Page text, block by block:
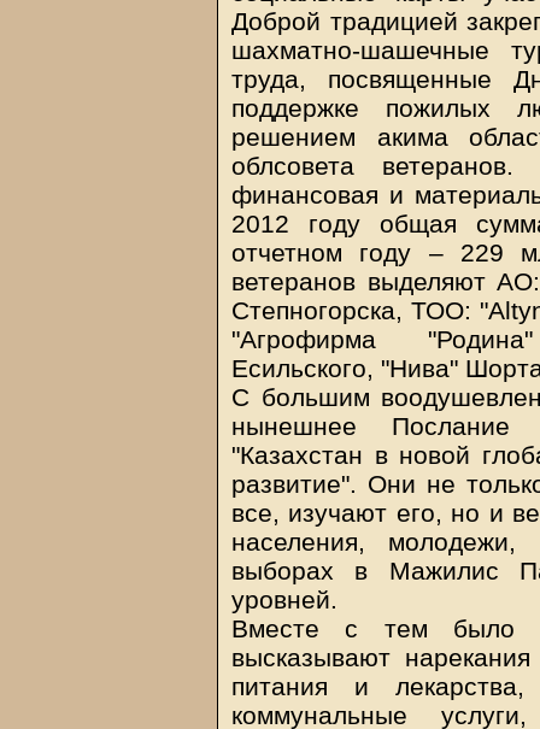
Доброй традицией
шахматно-шашечные
труда, посвященные
поддержке пожилых
решением акима
облсовета
финансовая и
2012 году общая
отчетном году – 229
ветеранов выделяют
Степногорска, ТОО:
"Агрофирма
Есильского, "Нива"
С большим
нынешнее Послание
"Казахстан в новой
развитие". Они не
все, изучают его, но и
населения, молодежи,
выборах в Мажилис
уровней.
Вместе с тем было
высказывают
питания и
коммунальные